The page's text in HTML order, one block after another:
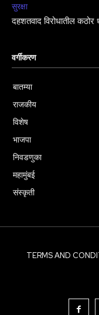
सुरक्षा
दहशतवाद विरोधातील
वर्गीकरण
बातम्या
राजकीय
विशेष
भाजपा
निवडणुका
महामुंबई
संस्कृती
TERMS AND